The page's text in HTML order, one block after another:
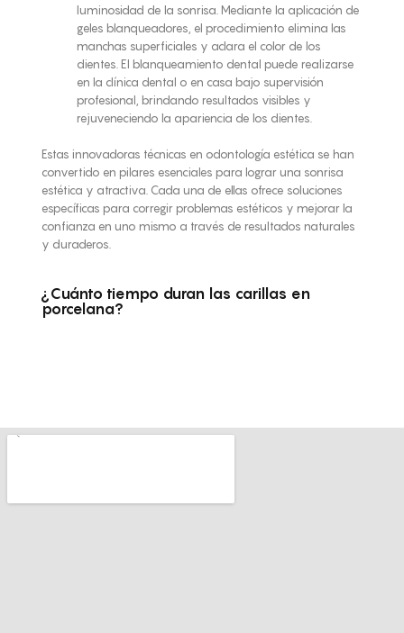
luminosidad de la sonrisa. Mediante la aplicación de
geles blanqueadores, el procedimiento elimina las
manchas superficiales y aclara el color de los
dientes. El blanqueamiento dental puede realizarse
en la clínica dental o en casa bajo supervisión
profesional, brindando resultados visibles y
rejuveneciendo la apariencia de los dientes.
Estas innovadoras técnicas en odontología estética se han
convertido en pilares esenciales para lograr una sonrisa
estética y atractiva. Cada una de ellas ofrece soluciones
específicas para corregir problemas estéticos y mejorar la
confianza en uno mismo a través de resultados naturales
y duraderos.
¿Cuánto tiempo duran las carillas en
porcelana?